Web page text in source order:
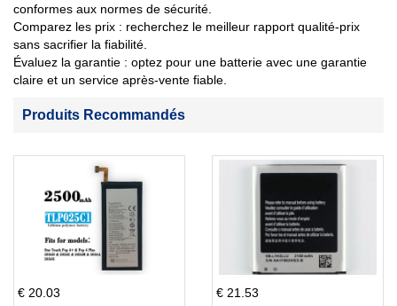
conformes aux normes de sécurité.
Comparez les prix : recherchez le meilleur rapport qualité-prix
sans sacrifier la fiabilité.
Évaluez la garantie : optez pour une batterie avec une garantie
claire et un service après-vente fiable.
Produits Recommandés
€ 20.03
€ 21.53